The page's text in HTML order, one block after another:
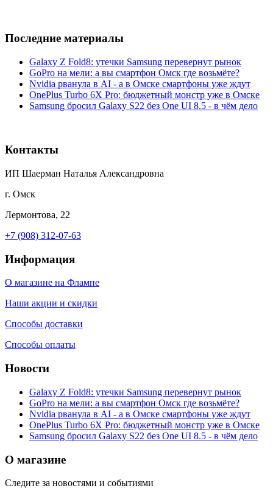
Последние материалы
Galaxy Z Fold8: утечки Samsung перевернут рынок
GoPro на мели: а вы смартфон Омск где возьмёте?
Nvidia рванула в AI - а в Омске смартфоны уже ждут
OnePlus Turbo 6X Pro: бюджетный монстр уже в Омске
Samsung бросил Galaxy S22 без One UI 8.5 - в чём дело
Контакты
ИП Шаерман Наталья Александровна
г. Омск
Лермонтова, 22
+7 (908) 312-07-63
Информация
О магазине на Флампе
Наши акции и скидки
Способы доставки
Способы оплаты
Новости
Galaxy Z Fold8: утечки Samsung перевернут рынок
GoPro на мели: а вы смартфон Омск где возьмёте?
Nvidia рванула в AI - а в Омске смартфоны уже ждут
OnePlus Turbo 6X Pro: бюджетный монстр уже в Омске
Samsung бросил Galaxy S22 без One UI 8.5 - в чём дело
О магазине
Следите за новостями и событиями